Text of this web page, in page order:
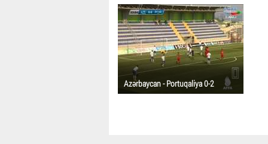
Azərbaycan - Portuqaliya 0-2